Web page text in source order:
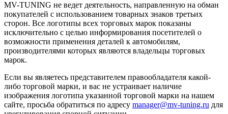
MV-TUNING не ведет деятельность, направленную на обман
покупателей с использованием товарных знаков третьих
сторон. Все логотипы всех торговых марок показаны
исключительно с целью информирования посетителей о
возможности применения деталей к автомобилям,
производителями которых являются владельцы торговых
марок.
Если вы являетесь представителем правообладателя какой-
либо торговой марки, и вас не устраивает наличие
изображения логотипа указанной торговой марки на нашем
сайте, просьба обратиться по адресу manager@mv-tuning.ru для